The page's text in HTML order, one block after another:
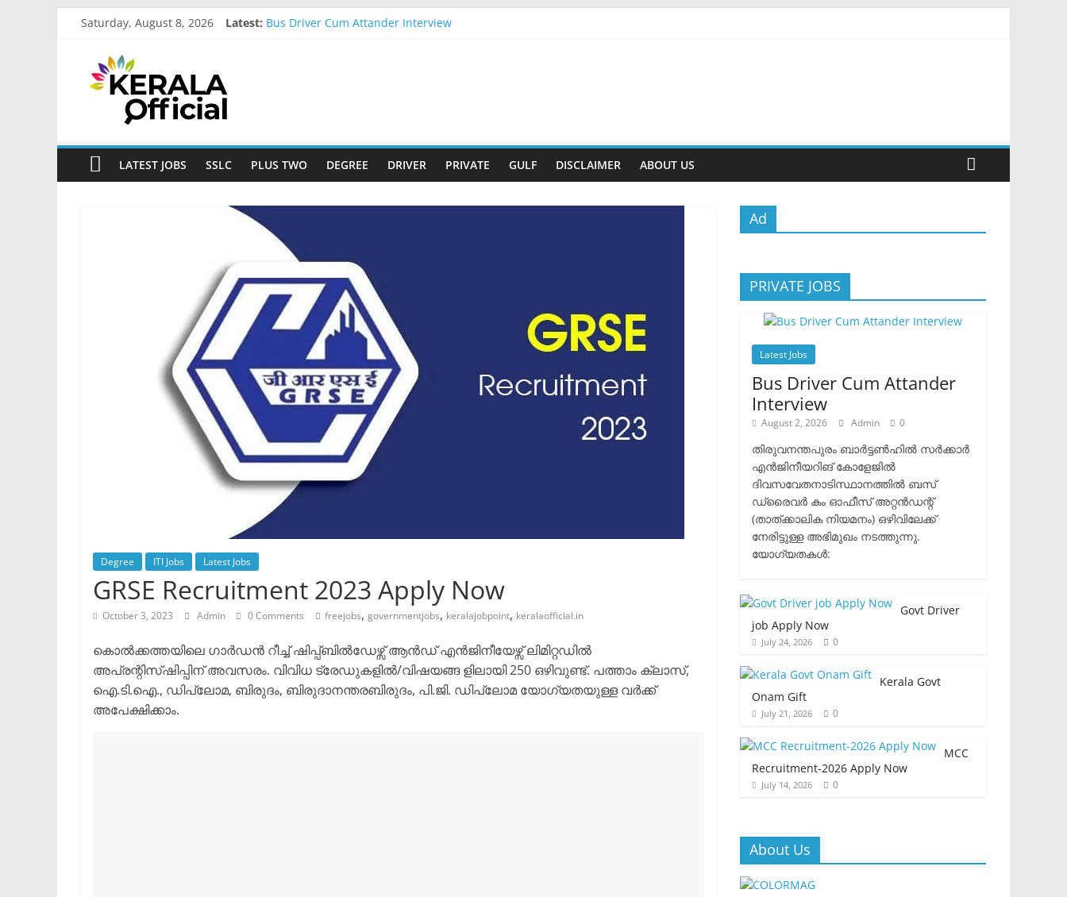
Saturday, August 8, 2026 Latest: Bus Driver Cum Attander Interview
Kerala
Official
Start
somethingLATEST JOBS SSLC PLUS TWO DEGREE DRIVER PRIVATE GULF DISCLAIMER ABOUT US
Degree ITI Jobs Latest Jobs
GRSE Recruitment 2023 Apply Now
October 3, 2023 Admin 0 Comments freejobs, governmentjobs, keralajobpoint, keralaofficial.in
കൊൽക്കത്തയിലെ ഗാർഡൻ റീച്ച് ഷിപ്പ്ബിൽഡേഴ്സ് ആൻഡ് എൻജിനീയേഴ്സ് ലിമിറ്റഡിൽ
അപ്രന്റിസ്ഷിപ്പിന് അവസരം. വിവിധ ട്രേഡുകളിൽ/വിഷയങ്ങ ളിലായി 250 ഒഴിവുണ്ട്. പത്താം ക്ലാസ്,
ഐ.ടി.ഐ., ഡിപ്ലോമ, ബിരുദം, ബിരുദാനന്തരബിരുദം, പി.ജി. ഡിപ്ലോമ യോഗ്യതയുള്ള വർക്ക്
അപേക്ഷിക്കാം.
Ad
PRIVATE JOBS
Latest Jobs
Bus Driver Cum Attander
Interview
August 2, 2026 Admin 0
തിരുവനന്തപുരം ബാർട്ടൺഹിൽ സർക്കാർ
എൻജിനീയറിങ് കോളേജിൽ
ദിവസവേതനാടിസ്ഥാനത്തിൽ ബസ്
ഡ്രൈവർ കം ഓഫീസ് അറ്റൻഡന്റ്
(താത്ക്കാലിക നിയമനം) ഒഴിവിലേക്ക്
നേരിട്ടുള്ള അഭിമുഖം നടത്തുന്നു.​
യോഗ്യതകൾ:
Govt Driver
job Apply Now
July 24, 2026 0
Kerala Govt
Onam Gift
July 21, 2026 0
MCC
Recruitment-2026 Apply Now
July 14, 2026 0
About Us